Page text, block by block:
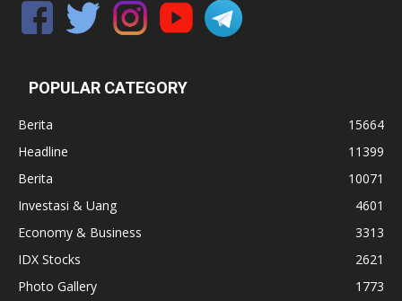
POPULAR CATEGORY
Berita
15664
Headline
11399
Berita
10071
Investasi & Uang
4601
Economy & Business
3313
IDX Stocks
2621
Photo Gallery
1773